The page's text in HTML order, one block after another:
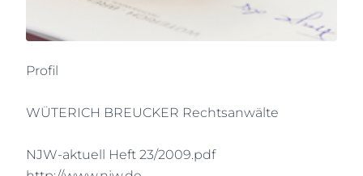
Profil
WÜTERICH BREUCKER Rechtsanwälte
NJW-aktuell Heft 23/2009.pdf